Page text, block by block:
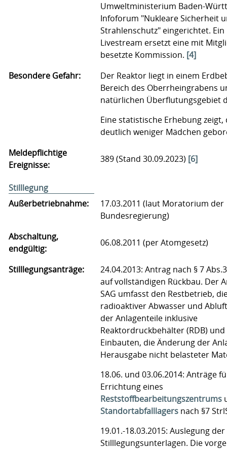
Umweltministerium Baden-
Infoforum "Nukleare Sicherheit
Strahlenschutz" eingerichtet.
Livestream ersetzt eine mit
besetzte Kommission. [4]
Besondere Gefahr:
Der Reaktor liegt in einem
Bereich des Oberrheingrabens
natürlichen Überflutungsgebiet
Eine statistische Erhebung zeigt,
deutlich weniger Mädchen
Meldepflichtige
Ereignisse:
389 (Stand 30.09.2023) [6]
Stilllegung
Außerbetriebnahme:
17.03.2011 (laut Moratorium der
Bundesregierung)
Abschaltung,
endgültig:
06.08.2011 (per Atomgesetz)
Stilllegungsanträge:
24.04.2013: Antrag nach § 7
auf vollständigen Rückbau. Der
SAG umfasst den Restbetrieb,
radioaktiver Abwasser und
der Anlagenteile inklusive
Reaktordruckbehälter (RDB) und
Einbauten, die Änderung der
Herausgabe nicht belasteter
18.06. und 03.06.2014: Anträge
Errichtung eines
Reststoffbearbeitungszentrums
Standortabfalllagers nach §7
19.01.-18.03.2015: Auslegung der
Stilllegungsunterlagen. Die